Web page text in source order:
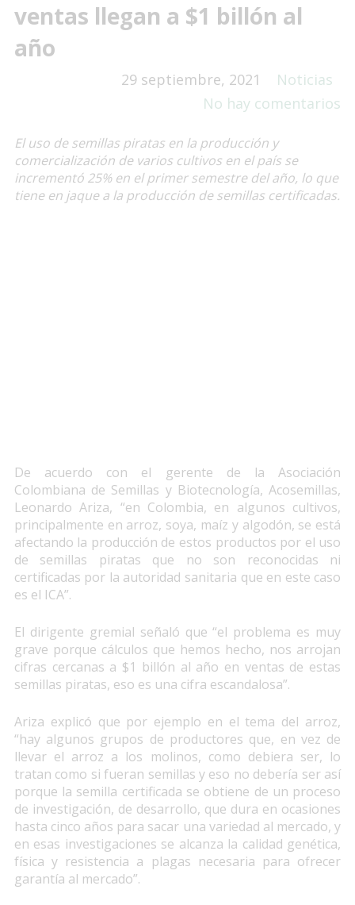
ventas llegan a $1 billón al
año
29 septiembre, 2021
Noticias
No hay comentarios
El uso de semillas piratas en la producción y
comercialización de varios cultivos en el país se
incrementó 25% en el primer semestre del año, lo que
tiene en jaque a la producción de semillas certificadas.
De acuerdo con el gerente de la Asociación
Colombiana de Semillas y Biotecnología, Acosemillas,
Leonardo Ariza, “en Colombia, en algunos cultivos,
principalmente en arroz, soya, maíz y algodón, se está
afectando la producción de estos productos por el uso
de semillas piratas que no son reconocidas ni
certificadas por la autoridad sanitaria que en este caso
es el ICA”.
El dirigente gremial señaló que “el problema es muy
grave porque cálculos que hemos hecho, nos arrojan
cifras cercanas a $1 billón al año en ventas de estas
semillas piratas, eso es una cifra escandalosa”.
Ariza explicó que por ejemplo en el tema del arroz,
“hay algunos grupos de productores que, en vez de
llevar el arroz a los molinos, como debiera ser, lo
tratan como si fueran semillas y eso no debería ser así
porque la semilla certificada se obtiene de un proceso
de investigación, de desarrollo, que dura en ocasiones
hasta cinco años para sacar una variedad al mercado, y
en esas investigaciones se alcanza la calidad genética,
física y resistencia a plagas necesaria para ofrecer
garantía al mercado”.